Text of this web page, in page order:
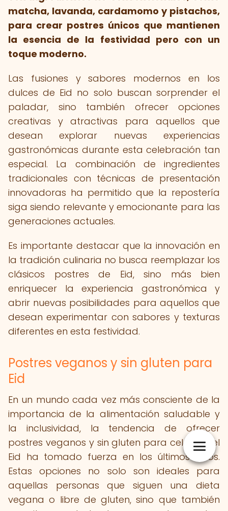
matcha, lavanda, cardamomo y pistachos,
para crear postres únicos que mantienen
la esencia de la festividad pero con un
toque moderno.
Las fusiones y sabores modernos en los
dulces de Eid no solo buscan sorprender el
paladar, sino también ofrecer opciones
creativas y atractivas para aquellos que
desean explorar nuevas experiencias
gastronómicas durante esta celebración tan
especial. La combinación de ingredientes
tradicionales con técnicas de presentación
innovadoras ha permitido que la repostería
siga siendo relevante y emocionante para las
generaciones actuales.
Es importante destacar que la innovación en
la tradición culinaria no busca reemplazar los
clásicos postres de Eid, sino más bien
enriquecer la experiencia gastronómica y
abrir nuevas posibilidades para aquellos que
desean experimentar con sabores y texturas
diferentes en esta festividad.
Postres veganos y sin gluten para
Eid
En un mundo cada vez más consciente de la
importancia de la alimentación saludable y
la inclusividad, la tendencia de ofrecer
postres veganos y sin gluten para celebrar el
Eid ha tomado fuerza en los últimos años.
Estas opciones no solo son ideales para
aquellas personas que siguen una dieta
vegana o libre de gluten, sino que también